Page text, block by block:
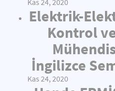
Kas 24, 2020
Elektrik-
Kontrol
İngilizce
Kas 24, 2020